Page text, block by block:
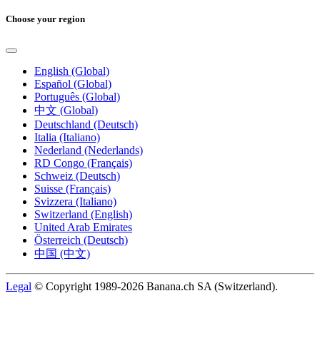
Choose your region
English (Global)
Español (Global)
Português (Global)
中文 (Global)
Deutschland (Deutsch)
Italia (Italiano)
Nederland (Nederlands)
RD Congo (Français)
Schweiz (Deutsch)
Suisse (Français)
Svizzera (Italiano)
Switzerland (English)
United Arab Emirates
Österreich (Deutsch)
中国 (中文)
Legal © Copyright 1989-2026 Banana.ch SA (Switzerland).